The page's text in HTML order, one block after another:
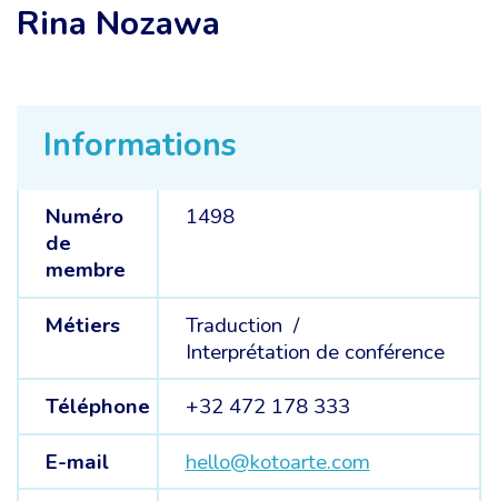
Informations
Numéro
de
membre
1498
Métiers
Traduction /
Interprétation de conférence
Téléphone
+32 472 178 333
E-mail
hello@kotoarte.com
Rina Nozawa